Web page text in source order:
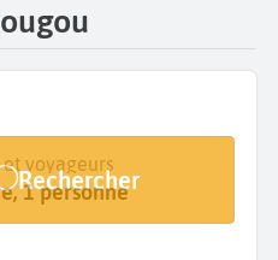
séjour
voyageurs
1 personne
Rechercher